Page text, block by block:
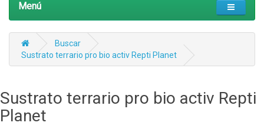
Menú
Buscar
Sustrato terrario pro bio activ Repti Planet
Sustrato terrario pro bio activ Repti
Planet